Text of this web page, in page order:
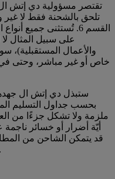
تقتصر مسؤولية دي إتش ال
تلحق بالشحنة فقط لا غير
القسم 6. تُستثنى جميع
على سبيل المثال لا
والأعمال المستقبلية)،
خاص أو غير مباشر، وحتى
بحسب جداول التسليم
ملزمة ولا تشكل جزءًا من
أيّة أضرار أو خسائر ناجمة
قد يتمكن الشاحن من
شروط وأحكام ضمان استرداد الأموال.